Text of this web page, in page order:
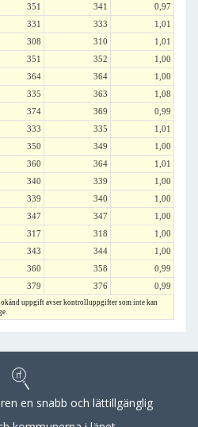
351 341
0,97
331 333
1,01
308 310
1,01
351 352
1,00
364 364
1,00
335 363
1,08
374 369
0,99
333 335
1,01
350 349
1,00
360 364
1,01
340 339
1,00
339 340
1,00
347 347
1,00
317 318
1,00
343 344
1,00
360 358
0,99
379 376 0,99
uppgift avser kontrolluppgifter som inte kan
en snabb och lättillgänglig